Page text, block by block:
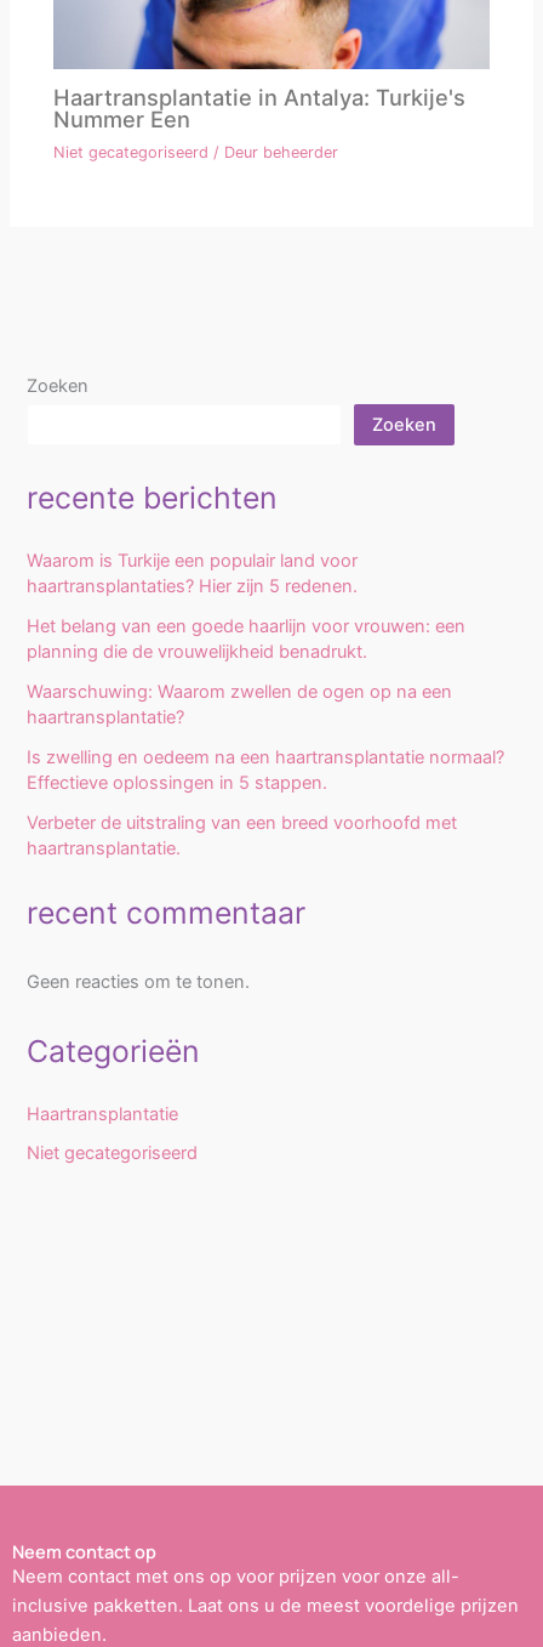
Haartransplantatie in Antalya: Turkije's
Nummer Een
Niet gecategoriseerd / Deur beheerder
Zoeken
Zoeken
recente berichten
Waarom is Turkije een populair land voor
haartransplantaties? Hier zijn 5 redenen.
Het belang van een goede haarlijn voor vrouwen: een
planning die de vrouwelijkheid benadrukt.
Waarschuwing: Waarom zwellen de ogen op na een
haartransplantatie?
Is zwelling en oedeem na een haartransplantatie normaal?
Effectieve oplossingen in 5 stappen.
Verbeter de uitstraling van een breed voorhoofd met
haartransplantatie.
recent commentaar
Geen reacties om te tonen.
Categorieën
Haartransplantatie
Niet gecategoriseerd
Neem contact op
Neem contact met ons op voor prijzen voor onze all-
inclusive pakketten. Laat ons u de meest voordelige prijzen
aanbieden.